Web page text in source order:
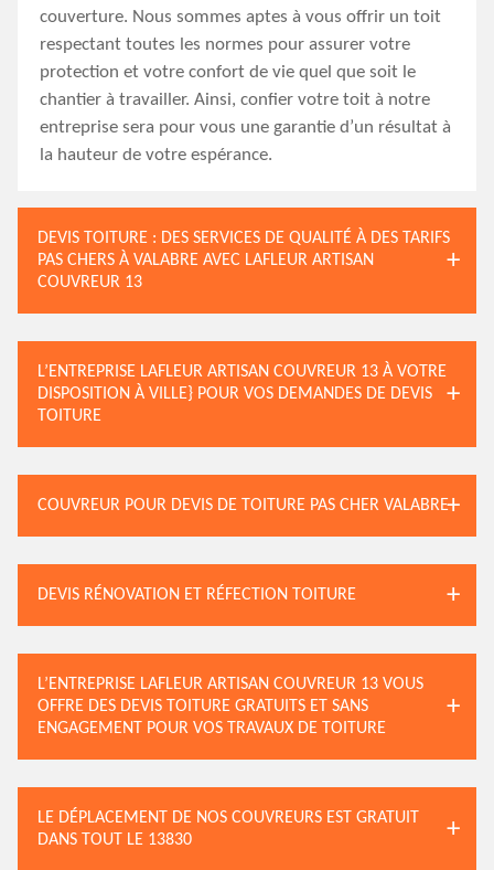
couverture. Nous sommes aptes à vous offrir un toit
respectant toutes les normes pour assurer votre
protection et votre confort de vie quel que soit le
chantier à travailler. Ainsi, confier votre toit à notre
entreprise sera pour vous une garantie d’un résultat à
la hauteur de votre espérance.
DEVIS TOITURE : DES SERVICES DE QUALITÉ À DES TARIFS
PAS CHERS À VALABRE AVEC LAFLEUR ARTISAN
COUVREUR 13
L’ENTREPRISE LAFLEUR ARTISAN COUVREUR 13 À VOTRE
DISPOSITION À VILLE} POUR VOS DEMANDES DE DEVIS
TOITURE
COUVREUR POUR DEVIS DE TOITURE PAS CHER VALABRE
DEVIS RÉNOVATION ET RÉFECTION TOITURE
L’ENTREPRISE LAFLEUR ARTISAN COUVREUR 13 VOUS
OFFRE DES DEVIS TOITURE GRATUITS ET SANS
ENGAGEMENT POUR VOS TRAVAUX DE TOITURE
LE DÉPLACEMENT DE NOS COUVREURS EST GRATUIT
DANS TOUT LE 13830